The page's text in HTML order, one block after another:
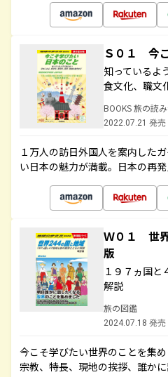
Ｓ０１ 今
知っているよ
食文化、職文
BOOKS 旅の読
2022.07.21 発売
１万人の訪日外国人を案内した
い日本の魅力が満載。日本の再
Ｗ０１ 世
版
１９７ヵ国と
解説
旅の図鑑
2024.07.18 発売
今こそ学びたい世界のことを集
宗教、特長、現地の挨拶、誰か